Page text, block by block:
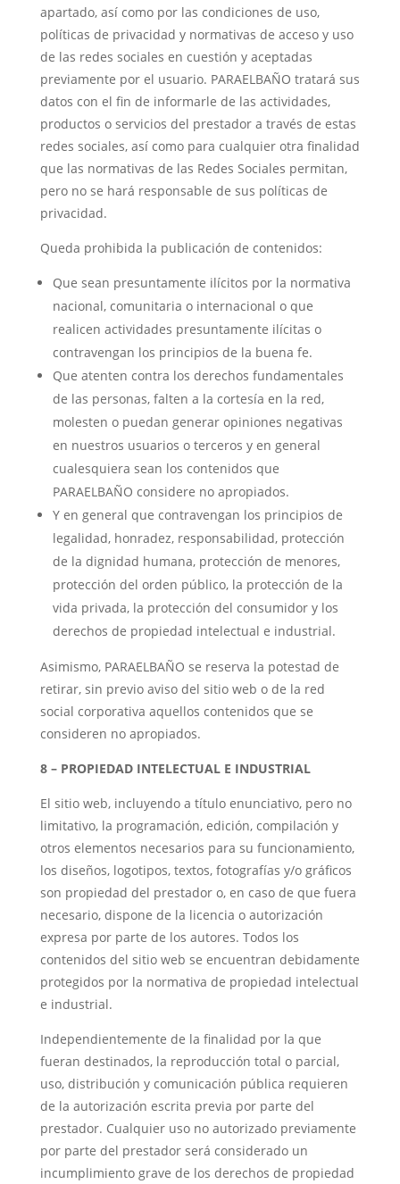
apartado, así como por las condiciones de uso,
políticas de privacidad y normativas de acceso y uso
de las redes sociales en cuestión y aceptadas
previamente por el usuario. PARAELBAÑO tratará sus
datos con el fin de informarle de las actividades,
productos o servicios del prestador a través de estas
redes sociales, así como para cualquier otra finalidad
que las normativas de las Redes Sociales permitan,
pero no se hará responsable de sus políticas de
privacidad.
Queda prohibida la publicación de contenidos:
Que sean presuntamente ilícitos por la normativa
nacional, comunitaria o internacional o que
realicen actividades presuntamente ilícitas o
contravengan los principios de la buena fe.
Que atenten contra los derechos fundamentales
de las personas, falten a la cortesía en la red,
molesten o puedan generar opiniones negativas
en nuestros usuarios o terceros y en general
cualesquiera sean los contenidos que
PARAELBAÑO considere no apropiados.
Y en general que contravengan los principios de
legalidad, honradez, responsabilidad, protección
de la dignidad humana, protección de menores,
protección del orden público, la protección de la
vida privada, la protección del consumidor y los
derechos de propiedad intelectual e industrial.
Asimismo, PARAELBAÑO se reserva la potestad de
retirar, sin previo aviso del sitio web o de la red
social corporativa aquellos contenidos que se
consideren no apropiados.
8 – PROPIEDAD INTELECTUAL E INDUSTRIAL
El sitio web, incluyendo a título enunciativo, pero no
limitativo, la programación, edición, compilación y
otros elementos necesarios para su funcionamiento,
los diseños, logotipos, textos, fotografías y/o gráficos
son propiedad del prestador o, en caso de que fuera
necesario, dispone de la licencia o autorización
expresa por parte de los autores. Todos los
contenidos del sitio web se encuentran debidamente
protegidos por la normativa de propiedad intelectual
e industrial.
Independientemente de la finalidad por la que
fueran destinados, la reproducción total o parcial,
uso, distribución y comunicación pública requieren
de la autorización escrita previa por parte del
prestador. Cualquier uso no autorizado previamente
por parte del prestador será considerado un
incumplimiento grave de los derechos de propiedad